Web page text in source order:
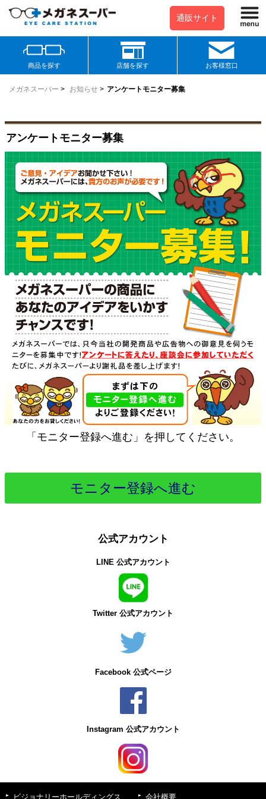
通販サイト
商品を探す 店舗を探す お客様窓口
メガネスーパー > お知らせ > アンケートモニター募集
アンケートモニター募集
「モニター登録へ進む」を押してください。
モニター登録へ進む
公式アカウント
LINE 公式アカウント
Twitter 公式アカウント
Facebook 公式ページ
Instagram 公式アカウント
ビジョナリーホールディングス 会社概要